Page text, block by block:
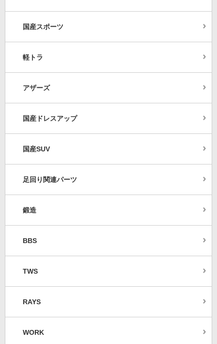
国産スポーツ
軽トラ
アザーズ
国産ドレスアップ
国産SUV
足回り関連パーツ
鍛造
BBS
TWS
RAYS
WORK